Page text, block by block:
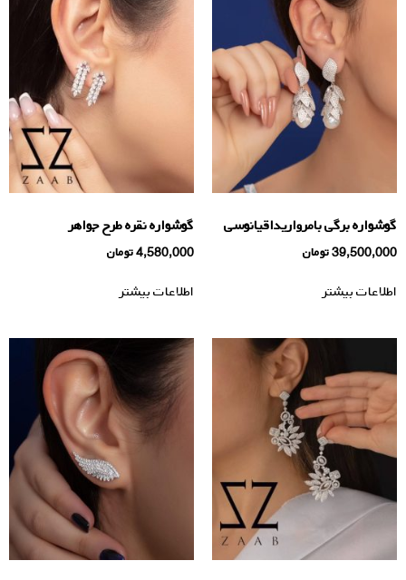
گوشواره برگی بامرواریداقیانوسی
39,500,000تومان
اطلاعات بیشتر
گوشواره نقره طرح جواهر
4,580,000تومان
اطلاعات بیشتر